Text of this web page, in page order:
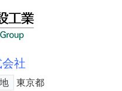
社
東京都